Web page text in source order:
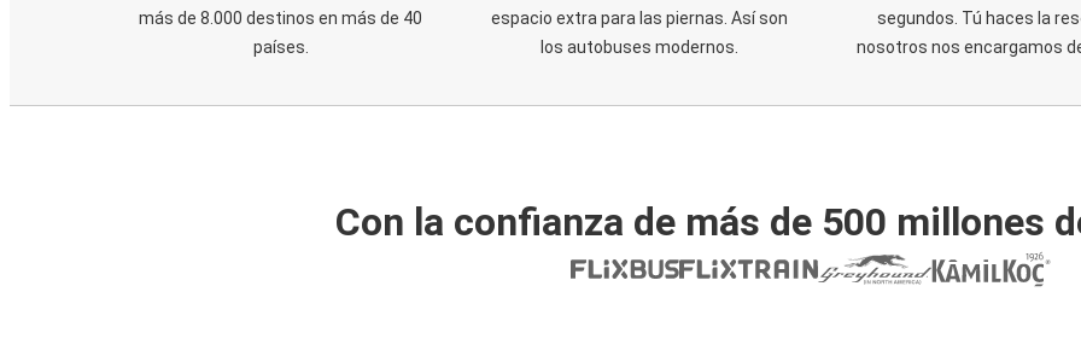
más de 8.000 destinos en más de 40
países.
espacio extra para las piernas. Así son
los autobuses modernos.
segundos. Tú haces la
nosotros nos encargamos
Con la confianza de más de 500 millones